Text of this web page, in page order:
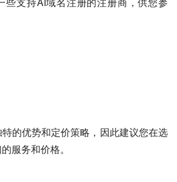
的优势和定价策略，因此建议您在选
服务和价格。